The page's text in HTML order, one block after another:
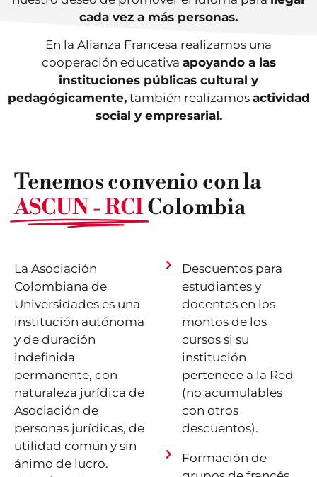
cada vez a más personas.
En la Alianza Francesa realizamos una
cooperación educativa apoyando a las
instituciones públicas cultural y
pedagógicamente,también realizamos actividad
social y empresarial.
Tenemos convenio con la
ASCUN - RCIColombia
La Asociación
Colombiana de
Universidades es una
institución autónoma
y de duración
indefinida
permanente, con
naturaleza jurídica de
Asociación de
personas jurídicas, de
utilidad común y sin
ánimo de lucro.
Descuentos para
estudiantes y
docentes en los
montos de los
cursos si su
institución
pertenece a la Red
(no acumulables
con otros
descuentos).
Formación de